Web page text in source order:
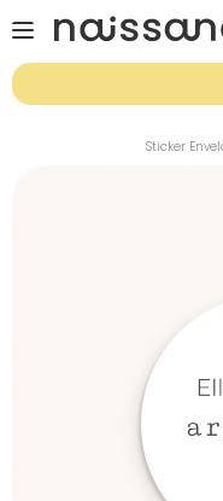
Sticker